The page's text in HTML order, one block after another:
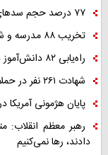
۷۷ درصد حجم سدهای هرمزگان پُر شد
تخریب ۸۸ مدرسه و شهادت ۱۴۹ دانش‌آموز و معلم هرمزگانی
راه‌یابی ۸۲ دانش‌آموز هرمزگانی به مرحله دوم المپیادهای علمی کشور
شهادت ۲۶۱ نفر در حملات دشمن به هرمزگان/ ۱۷۵ نفر زن و کودک
پایان هژمونی آمریکا
رهبر معظم انقلاب:
دادند، رها نمی‌کنیم